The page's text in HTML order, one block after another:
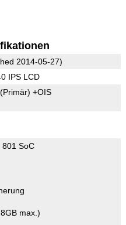
2014-05-27)
IPS LCD
(Primär) +OIS
SoC
max.)